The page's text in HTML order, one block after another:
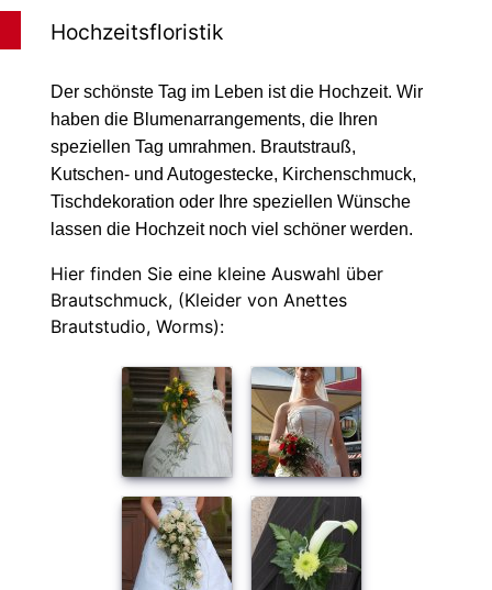
Hochzeitsfloristik
Der schönste Tag im Leben ist die Hochzeit. Wir
haben die Blumenarrangements, die Ihren
speziellen Tag umrahmen. Brautstrauß,
Kutschen- und Autogestecke, Kirchenschmuck,
Tischdekoration oder Ihre speziellen Wünsche
lassen die Hochzeit noch viel schöner werden.
Hier finden Sie eine kleine Auswahl über
Brautschmuck, (Kleider von Anettes
Brautstudio, Worms):